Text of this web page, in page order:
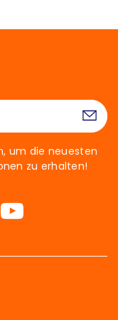
um die neuesten
zu erhalten!